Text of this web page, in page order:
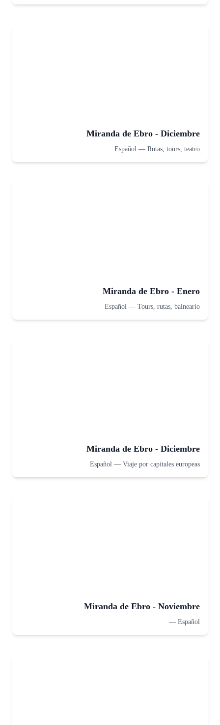
Miranda de Ebro - Diciembre
Español — Rutas, tours, teatro
Miranda de Ebro - Enero
Español — Tours, rutas, balneario
Miranda de Ebro - Diciembre
Español — Viaje por capitales europeas
Miranda de Ebro - Noviembre
Español
—